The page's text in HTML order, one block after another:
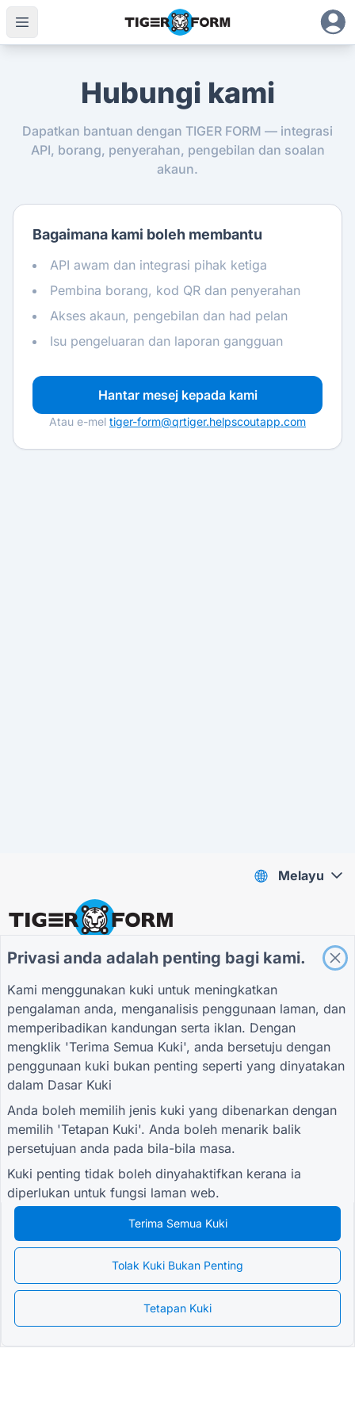
Hubungi kami
Dapatkan bantuan dengan TIGER FORM — integrasi
API, borang, penyerahan, pengebilan dan soalan
akaun.
Bagaimana kami boleh membantu
API awam dan integrasi pihak ketiga
Pembina borang, kod QR dan penyerahan
Akses akaun, pengebilan dan had pelan
Isu pengeluaran dan laporan gangguan
Hantar mesej kepada kami
Atau e-mel tiger-form@qrtiger.helpscoutapp.com
Yang paling maju
KEKAL DALAM LINGKARAN
Daftar untuk surat berita kami dan jadilah
orang pertama yang mendengar tentang
promosi, kemas kini dan petua
SUMBER
Borang Tinjauan Runcit
Borang Pendaftaran Pelajar
Borang Promosi untuk Pengiklanan
Borang Penilaian Acara
Borang Penjagaan Kesihatan
Borang Sistem Pesanan Restoran
Borang Penilaian Projek untuk Pembinaan
Borang Penilaian Pembekal untuk Logistik
Borang Permintaan Perkhidmatan untuk Utiliti
Melayu
Privasi anda adalah penting bagi kami.
Kami menggunakan kuki untuk meningkatkan
pengalaman anda, menganalisis penggunaan laman, dan
memperibadikan kandungan serta iklan. Dengan
mengklik 'Terima Semua Kuki', anda bersetuju dengan
penggunaan kuki bukan penting seperti yang dinyatakan
dalam Dasar Kuki
Anda boleh memilih jenis kuki yang dibenarkan dengan
memilih 'Tetapan Kuki'. Anda boleh menarik balik
persetujuan anda pada bila-bila masa.
Kuki penting tidak boleh dinyahaktifkan kerana ia
diperlukan untuk fungsi laman web.
Terima Semua Kuki
Tolak Kuki Bukan Penting
Tetapan Kuki